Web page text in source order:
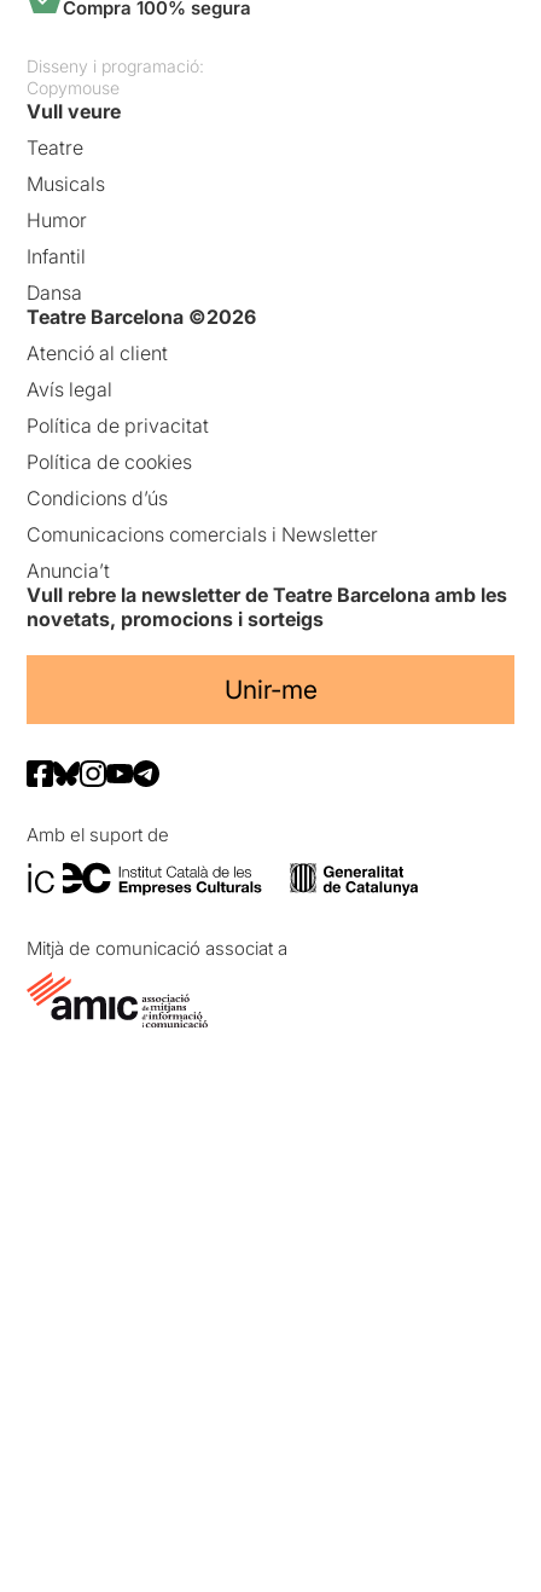
Compra 100% segura
Disseny i programació:
Copymouse
Vull veure
Teatre
Musicals
Humor
Infantil
Dansa
Teatre Barcelona ©2026
Atenció al client
Avís legal
Política de privacitat
Política de cookies
Condicions d’ús
Comunicacions comercials i Newsletter
Anuncia’t
Vull rebre la newsletter de Teatre Barcelona amb les
novetats, promocions i sorteigs
Unir-me
Amb el suport de
Mitjà de comunicació associat a